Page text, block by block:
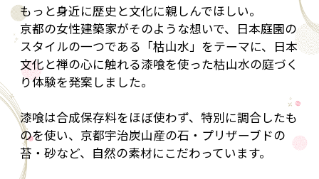
もっと身近に歴史と文化に親しんでほしい――。
京都の女性建築家がそのような想いで、日本庭園の
スタイルの一つである「枯山水」をテーマに、日本
文化と禅の心に触れる漆喰を使った枯山水の庭づく
り体験を発案しました。
漆喰は合成保存料をほぼ使わず、特別に調合したも
のを使い、京都宇治炭山産の石・プリザーブドの
苔・砂など、自然の素材にこだわっています。